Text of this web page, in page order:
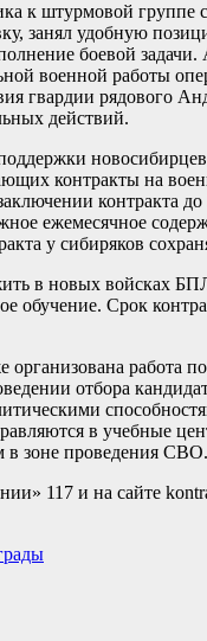
к штурмовой группе
занял удобную
боевой задачи.
военной работы
гвардии рядового
действий.
контракты на
контракта до
ежемесячное
у сибиряков
в новых войсках
обучение. Срок
организована работа
отбора
в учебные
в зоне проведения СВО.
117 и на сайте